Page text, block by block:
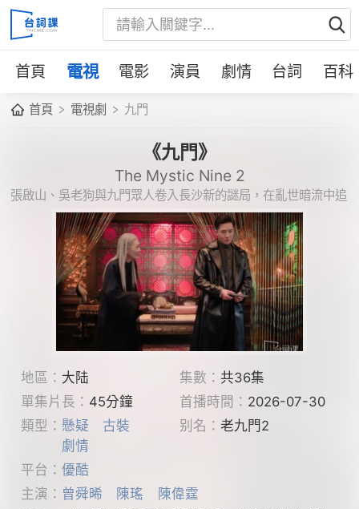
首頁 電視 電影 演員 劇情 台詞 百科
首頁 電視劇 九門
《九門》
The Mystic Nine 2
張啟山、吳老狗與九門眾人卷入長沙新的謎局，在亂世暗流中追
查真相並守住各自的信念。
地區： 大陆 集數： 共36集
單集片長： 45分鐘 首播時間： 2026-07-30
類型： 懸疑
古裝
劇情
别名： 老九門2
平台： 優酷
主演： 曾舜晞 陳瑤
陳偉霆